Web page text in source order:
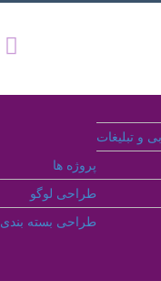
و تبلیغات
پروژه ها
طراحی لوگو
طراحی بسته بندی